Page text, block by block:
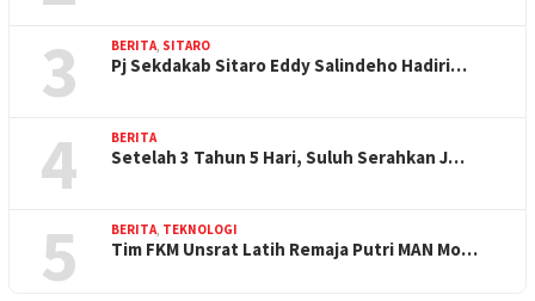
3 BERITA, SITARO
Pj Sekdakab Sitaro Eddy Salindeho Hadiri…
4 BERITA
Setelah 3 Tahun 5 Hari, Suluh Serahkan J…
5 BERITA, TEKNOLOGI
Tim FKM Unsrat Latih Remaja Putri MAN Mo…